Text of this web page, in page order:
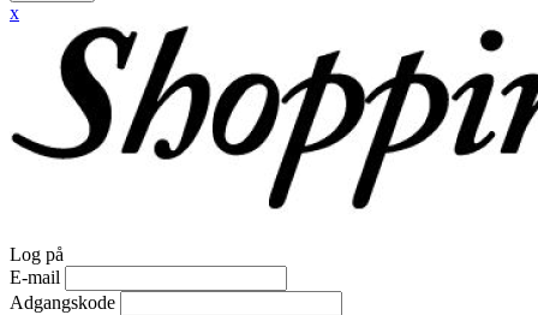
x
Log på
E-mail
Adgangskode